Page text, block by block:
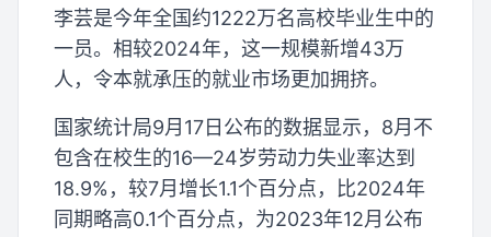
李芸是今年全国约1222万名高校毕业生中的
一员。相较2024年，这一规模新增43万
人，令本就承压的就业市场更加拥挤。
国家统计局9月17日公布的数据显示，8月不
包含在校生的16—24岁劳动力失业率达到
18.9%，较7月增长1.1个百分点，比2024年
同期略高0.1个百分点，为2023年12月公布